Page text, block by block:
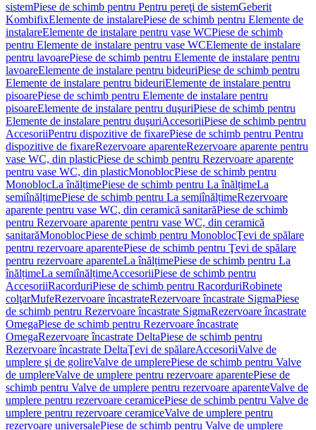
sistemPiese de schimb pentru Pentru pereţi de sistemGeberit
KombifixElemente de instalarePiese de schimb pentru Elemente de
instalareElemente de instalare pentru vase WCPiese de schimb
pentru Elemente de instalare pentru vase WCElemente de instalare
pentru lavoarePiese de schimb pentru Elemente de instalare pentru
lavoareElemente de instalare pentru bideuriPiese de schimb pentru
Elemente de instalare pentru bideuriElemente de instalare pentru
pisoarePiese de schimb pentru Elemente de instalare pentru
pisoareElemente de instalare pentru duşuriPiese de schimb pentru
Elemente de instalare pentru duşuriAccesoriiPiese de schimb pentru
AccesoriiPentru dispozitive de fixarePiese de schimb pentru Pentru
dispozitive de fixareRezervoare aparenteRezervoare aparente pentru
vase WC, din plasticPiese de schimb pentru Rezervoare aparente
pentru vase WC, din plasticMonoblocPiese de schimb pentru
MonoblocLa înălțimePiese de schimb pentru La înălțimeLa
semiînălțimePiese de schimb pentru La semiînălțimeRezervoare
aparente pentru vase WC, din ceramică sanitarăPiese de schimb
pentru Rezervoare aparente pentru vase WC, din ceramică
sanitarăMonoblocPiese de schimb pentru MonoblocŢevi de spălare
pentru rezervoare aparentePiese de schimb pentru Ţevi de spălare
pentru rezervoare aparenteLa înălțimePiese de schimb pentru La
înălțimeLa semiînălțimeAccesoriiPiese de schimb pentru
AccesoriiRacorduriPiese de schimb pentru RacorduriRobinete
colţarMufeRezervoare încastrateRezervoare încastrate SigmaPiese
de schimb pentru Rezervoare încastrate SigmaRezervoare încastrate
OmegaPiese de schimb pentru Rezervoare încastrate
OmegaRezervoare încastrate DeltaPiese de schimb pentru
Rezervoare încastrate DeltaŢevi de spălareAccesoriiValve de
umplere şi de golireValve de umplerePiese de schimb pentru Valve
de umplereValve de umplere pentru rezervoare aparentePiese de
schimb pentru Valve de umplere pentru rezervoare aparenteValve de
umplere pentru rezervoare ceramicePiese de schimb pentru Valve de
umplere pentru rezervoare ceramiceValve de umplere pentru
rezervoare universalePiese de schimb pentru Valve de umplere